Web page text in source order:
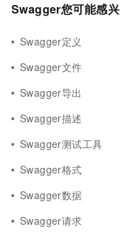
Swagger您可能感
Swagger定义
Swagger文件
Swagger导出
Swagger描述
Swagger测试工具
Swagger格式
Swagger数据
Swagger请求